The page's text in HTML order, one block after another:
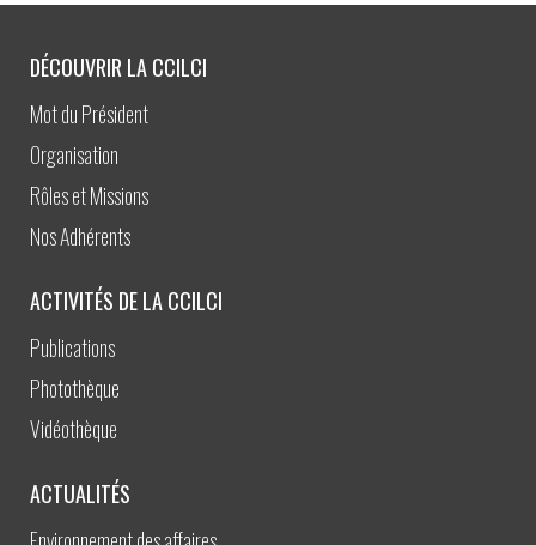
DÉCOUVRIR LA CCILCI
Mot du Président
Organisation
Rôles et Missions
Nos Adhérents
ACTIVITÉS DE LA CCILCI
Publications
Photothèque
Vidéothèque
ACTUALITÉS